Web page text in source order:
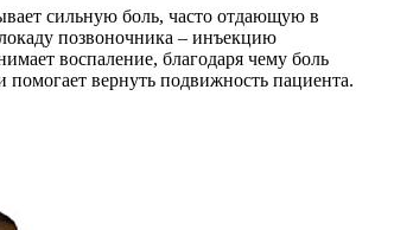
сильную боль, часто отдающую в
позвоночника – инъекцию
воспаление, благодаря чему боль
помогает вернуть подвижность пациента.